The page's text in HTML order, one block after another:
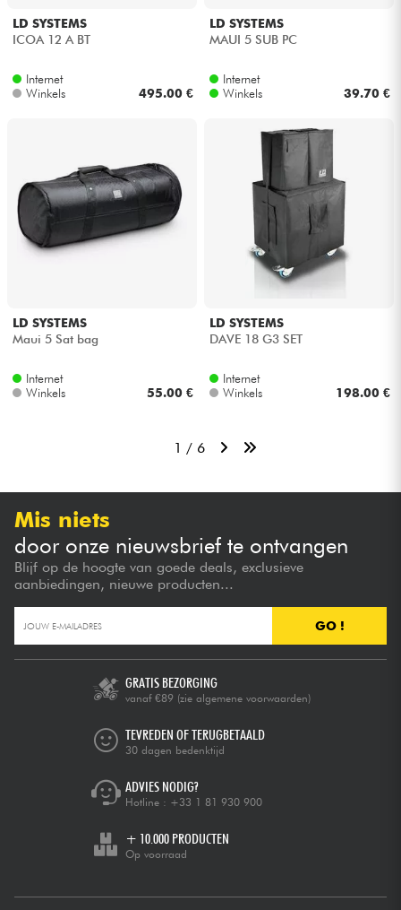
LD SYSTEMS
ICOA 12 A BT
Internet
Winkels
495.00 €
LD SYSTEMS
MAUI 5 SUB PC
Internet
Winkels
39.70 €
LD SYSTEMS
Maui 5 Sat bag
Internet
Winkels
55.00 €
LD SYSTEMS
DAVE 18 G3 SET
Internet
Winkels
198.00 €
1 / 6
Mis niets
door onze nieuwsbrief te ontvangen
Blijf op de hoogte van goede deals, exclusieve
aanbiedingen, nieuwe producten...
GO !
GRATIS BEZORGING
vanaf €89 (zie algemene voorwaarden)
TEVREDEN OF TERUGBETAALD
30 dagen bedenktijd
ADVIES NODIG?
Hotline : +33 1 81 930 900
+ 10.000 PRODUCTEN
Op voorraad